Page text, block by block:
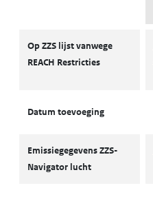
Op ZZS lijst vanwege
REACH Restricties
Datum toevoeging
Emissiegegevens ZZS-
Navigator lucht